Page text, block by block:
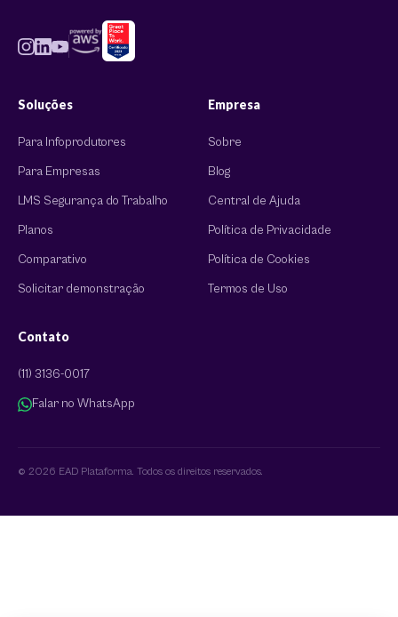
Soluções
Para Infoprodutores
Para Empresas
LMS Segurança do Trabalho
Planos
Comparativo
Solicitar demonstração
Empresa
Sobre
Blog
Central de Ajuda
Política de Privacidade
Política de Cookies
Termos de Uso
Contato
(11) 3136-0017
Falar no WhatsApp
© 2026 EAD Plataforma. Todos os direitos reservados.